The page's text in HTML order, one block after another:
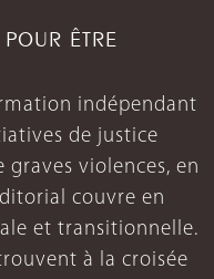
ÊTRE
indépendant
de justice
graves violences, en
couvre en
et transitionnelle.
à la croisée